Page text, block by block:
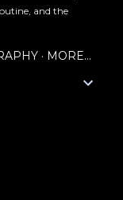
and the
MORE…